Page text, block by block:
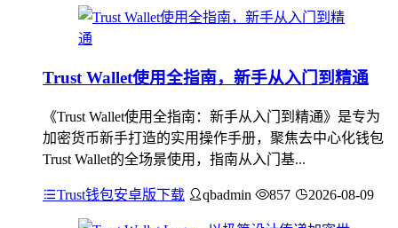
Trust Wallet使用全指南，新手从入门到精通
《Trust Wallet使用全指南：新手从入门到精通》是专为
加密货币新手打造的实用操作手册，聚焦去中心化钱包
Trust Wallet的全场景使用，指南从入门基...
Trust钱包安卓版下载 qbadmin 857 2026-08-09